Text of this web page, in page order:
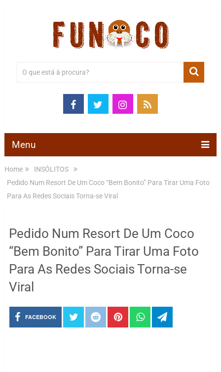
Menu
Home
INSÓLITOS
Pedido Num Resort De Um Coco “Bem Bonito” Para Tirar Uma Foto
Para As Redes Sociais Torna-se Viral
Pedido Num Resort De Um Coco
“Bem Bonito” Para Tirar Uma Foto
Para As Redes Sociais Torna-se
Viral
FACEBOOK